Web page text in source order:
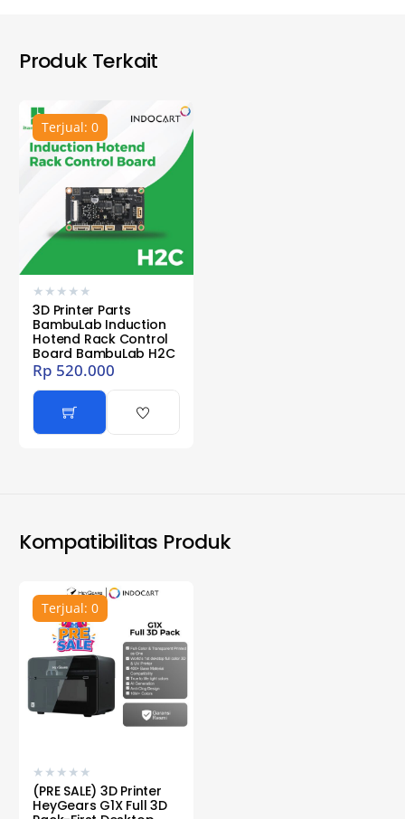
Produk Terkait
Terjual: 0
★ ★ ★ ★ ★
3D Printer Parts
BambuLab Induction
Hotend Rack Control
Board BambuLab H2C
Rp 520.000
Kompatibilitas Produk
Terjual: 0
★ ★ ★ ★ ★
(PRE SALE) 3D Printer
HeyGears G1X Full 3D